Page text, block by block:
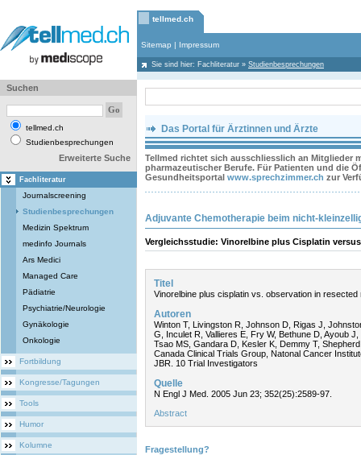
tellmed.ch
Sitemap | Impressum
Sie sind hier: Fachliteratur » Studienbesprechungen
Suchen
tellmed.ch
Studienbesprechungen
Erweiterte Suche
Fachliteratur
Journalscreening
Studienbesprechungen
Medizin Spektrum
medinfo Journals
Ars Medici
Managed Care
Pädiatrie
Psychiatrie/Neurologie
Gynäkologie
Onkologie
Fortbildung
Kongresse/Tagungen
Tools
Humor
Kolumne
Das Portal für Ärztinnen und Ärzte
Tellmed richtet sich ausschliesslich an Mitglieder
pharmazeutischer Berufe. Für Patienten und die
Gesundheitsportal www.sprechzimmer.ch zur
Adjuvante Chemotherapie beim nicht-
Vergleichsstudie: Vinorelbine plus Cisplatin
Titel
Vinorelbine plus cisplatin vs. observation in
Autoren
Winton T, Livingston R, Johnson D, Rigas J,
G, Inculet R, Vallieres E, Fry W, Bethune D, Ayoub
Tsao MS, Gandara D, Kesler K, Demmy T,
Canada Clinical Trials Group, Natonal Cancer
JBR. 10 Trial Investigators
Quelle
N Engl J Med. 2005 Jun 23; 352(25):2589-97.
Abstract
Fragestellung?